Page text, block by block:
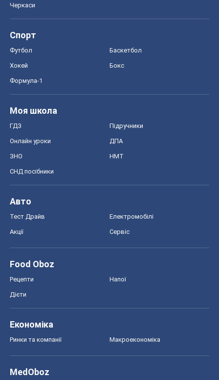
Черкаси
Спорт
Футбол Баскетбол
Хокей Бокс
Формула-1
Моя школа
ГДЗ Підручники
Онлайн уроки ДПА
ЗНО НМТ
СНД посібники
Авто
Тест Драйв Електромобілі
Акції Сервіс
Food Oboz
Рецепти Напої
Дієти
Економіка
Ринки та компанії Макроекономіка
MedOboz